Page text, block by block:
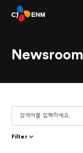
Newsroom
Filter